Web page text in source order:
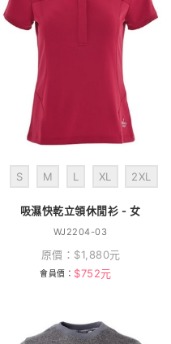
S M L XL 2XL
吸濕快乾立領休閒衫 - 女
WJ2204-03
原價： $1,880元
會員價： $752元